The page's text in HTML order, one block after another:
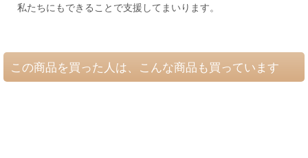
私たちにもできることで支援してまいります。
この商品を買った人は、こんな商品も買っています